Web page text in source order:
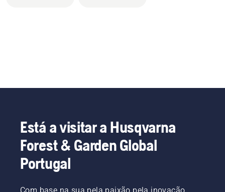
Está a visitar a Husqvarna
Forest & Garden Global
Portugal
Com base na sua pela paixão pela inovação